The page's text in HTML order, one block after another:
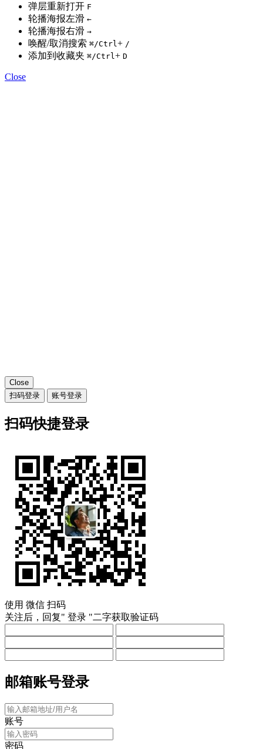
弹层重新打开 F
轮播海报左滑 ←
轮播海报右滑 →
唤醒/取消搜索 ⌘/Ctrl+ /
添加到收藏夹 ⌘/Ctrl+ D
Close
Close
扫码登录
账号登录
扫码快捷登录
使用 微信 扫码
关注后，回复" 登录 "二字获取验证码
邮箱账号登录
账号
密码